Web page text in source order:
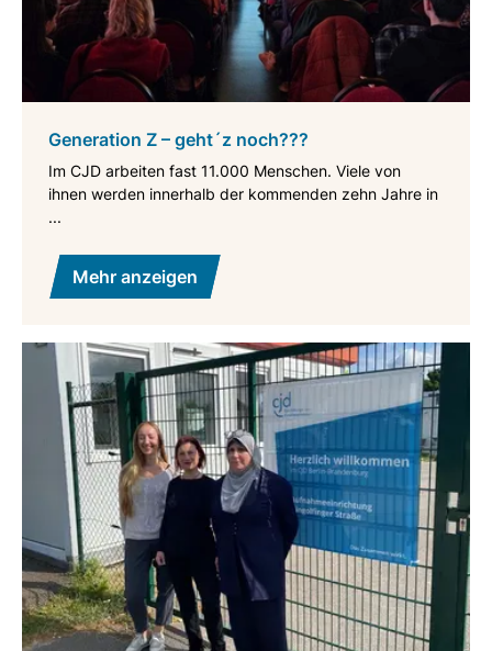
Generation Z – geht´z noch???
Im CJD arbeiten fast 11.000 Menschen. Viele von
ihnen werden innerhalb der kommenden zehn Jahre in
...
Mehr anzeigen